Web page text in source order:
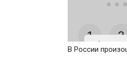
В России